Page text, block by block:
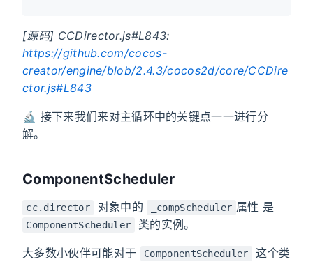
[源码] CCDirector.js#L843:
https://github.com/cocos-
creator/engine/blob/2.4.3/cocos2d/core/CCDire
ctor.js#L843
🔬 接下来我们来对主循环中的关键点一一进行分
解。
ComponentScheduler
cc.director 对象中的 _compScheduler 属性 是
ComponentScheduler 类的实例。
大多数小伙伴可能对于 ComponentScheduler
这个类